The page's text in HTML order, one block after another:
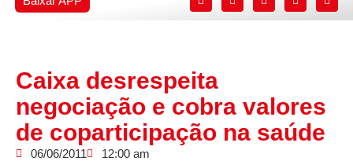
Caixa desrespeita
negociação e cobra valores
de coparticipação na saúde
06/06/2011
12:00 am